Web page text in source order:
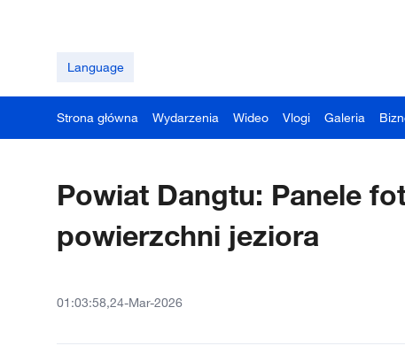
Language
Strona główna Wydarzenia Wideo Vlogi Galeria
Powiat Dangtu: Panele
powierzchni jeziora
01:03:58,24-Mar-2026